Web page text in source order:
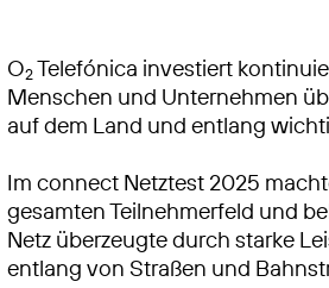
O2Telefónica investiert
Menschen und Unternehmen
auf dem Land und entlang
Im connect Netztest 2025
gesamten Teilnehmerfeld und
Netz überzeugte durch starke
entlang von Straßen und